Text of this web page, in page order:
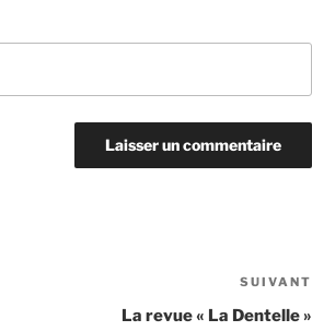
SUIVANT
La revue « La Dentelle »